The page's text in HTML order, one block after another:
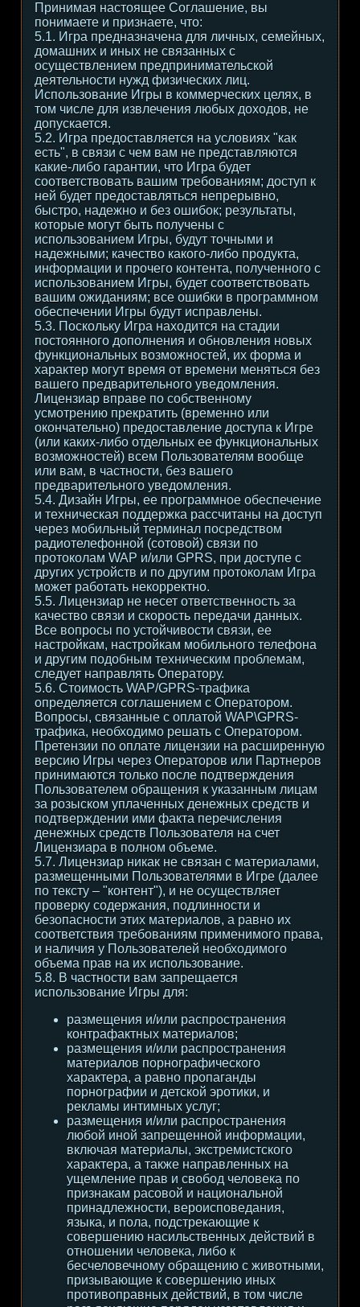
Принимая настоящее Соглашение, вы
понимаете и признаете, что:
5.1. Игра предназначена для личных, семейных,
домашних и иных не связанных с
осуществлением предпринимательской
деятельности нужд физических лиц.
Использование Игры в коммерческих целях, в
том числе для извлечения любых доходов, не
допускается.
5.2. Игра предоставляется на условиях "как
есть", в связи с чем вам не представляются
какие-либо гарантии, что Игра будет
соответствовать вашим требованиям; доступ к
ней будет предоставляться непрерывно,
быстро, надежно и без ошибок; результаты,
которые могут быть получены с
использованием Игры, будут точными и
надежными; качество какого-либо продукта,
информации и прочего контента, полученного с
использованием Игры, будет соответствовать
вашим ожиданиям; все ошибки в программном
обеспечении Игры будут исправлены.
5.3. Поскольку Игра находится на стадии
постоянного дополнения и обновления новых
функциональных возможностей, их форма и
характер могут время от времени меняться без
вашего предварительного уведомления.
Лицензиар вправе по собственному
усмотрению прекратить (временно или
окончательно) предоставление доступа к Игре
(или каких-либо отдельных ее функциональных
возможностей) всем Пользователям вообще
или вам, в частности, без вашего
предварительного уведомления.
5.4. Дизайн Игры, ее программное обеспечение
и техническая поддержка рассчитаны на доступ
через мобильный терминал посредством
радиотелефонной (сотовой) связи по
протоколам WAP и/или GPRS, при доступе с
других устройств и по другим протоколам Игра
может работать некорректно.
5.5. Лицензиар не несет ответственность за
качество связи и скорость передачи данных.
Все вопросы по устойчивости связи, ее
настройкам, настройкам мобильного телефона
и другим подобным техническим проблемам,
следует направлять Оператору.
5.6. Стоимость WAP/GPRS-трафика
определяется соглашением с Оператором.
Вопросы, связанные с оплатой WAP\GPRS-
трафика, необходимо решать с Оператором.
Претензии по оплате лицензии на расширенную
версию Игры через Операторов или Партнеров
принимаются только после подтверждения
Пользователем обращения к указанным лицам
за розыском уплаченных денежных средств и
подтверждении ими факта перечисления
денежных средств Пользователя на счет
Лицензиара в полном объеме.
5.7. Лицензиар никак не связан с материалами,
размещенными Пользователями в Игре (далее
по тексту – "контент"), и не осуществляет
проверку содержания, подлинности и
безопасности этих материалов, а равно их
соответствия требованиям применимого права,
и наличия у Пользователей необходимого
объема прав на их использование.
5.8. В частности вам запрещается
использование Игры для:
размещения и/или распространения
контрафактных материалов;
размещения и/или распространения
материалов порнографического
характера, а равно пропаганды
порнографии и детской эротики, и
рекламы интимных услуг;
размещения и/или распространения
любой иной запрещенной информации,
включая материалы, экстремистского
характера, а также направленных на
ущемление прав и свобод человека по
признакам расовой и национальной
принадлежности, вероисповедания,
языка, и пола, подстрекающие к
совершению насильственных действий в
отношении человека, либо к
бесчеловечному обращению с животными,
призывающие к совершению иных
противоправных действий, в том числе